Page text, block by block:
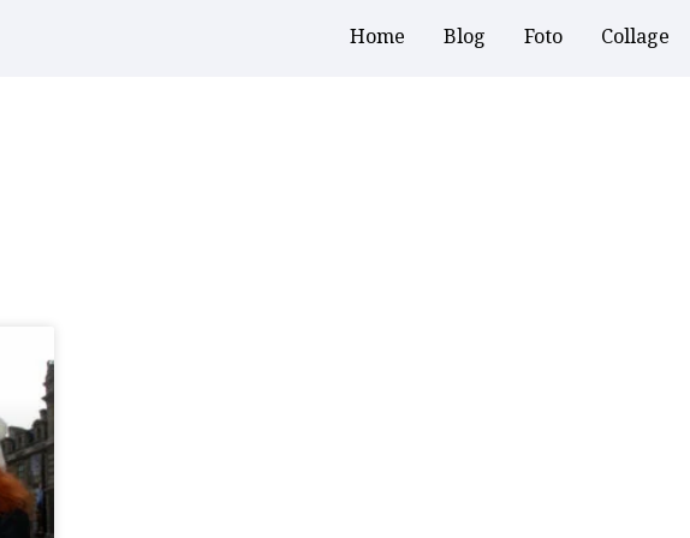
Home Blog Foto Collage